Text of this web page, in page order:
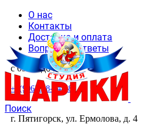
О нас
Контакты
Доставка и оплата
Вопросы и ответы
с 09-00 до 20-00
+7(906)468-44-48
Поиск
г. Пятигорск, ул. Ермолова, д. 4